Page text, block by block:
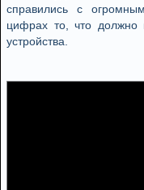
справились с
цифрах то, что должно
устройства.